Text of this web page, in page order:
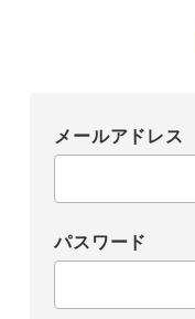
メールアドレス
パスワード